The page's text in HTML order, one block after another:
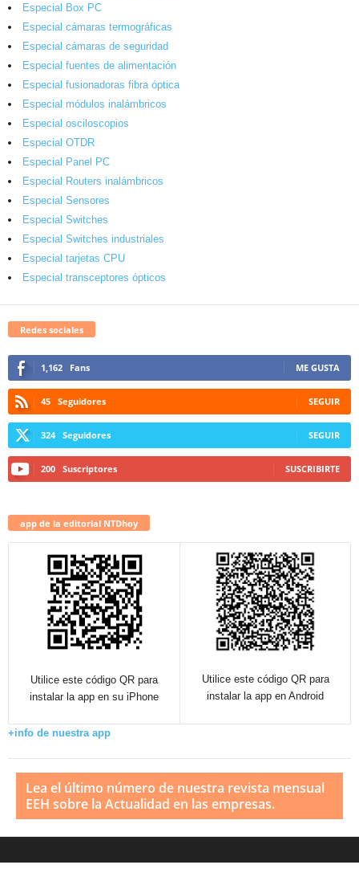
Especial Box PC
Especial cámaras termográficas
Especial cámaras de seguridad
Especial fuentes de alimentación
Especial fusionadoras fibra óptica
Especial módulos inalámbricos
Especial osciloscopios
Especial OTDR
Especial Panel PC
Especial Routers inalámbricos
Especial Sensores
Especial Switches
Especial Switches industriales
Especial tarjetas CPU
Especial transceptores ópticos
Redes sociales
1,162 Fans ME GUSTA
45 Seguidores SEGUIR
324 Seguidores SEGUIR
200 Suscriptores SUSCRIBIRTE
app de la editorial NTDhoy
Utilice este código QR para
instalar la app en su iPhone
Utilice este código QR para
instalar la app en Android
+info de nuestra app
Lea el último número de nuestra revista mensual
EEH sobre la Actualidad en las empresas.